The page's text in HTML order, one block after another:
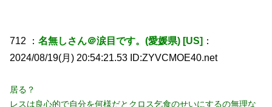
712 ：名無しさん＠涙目です。(愛媛県) [US] ：
2024/08/19(月) 20:54:21.53 ID:ZYVCMOE40.net
居る？
レスは良心的で自分を何様だとクロス乞食のせいにするの無理な